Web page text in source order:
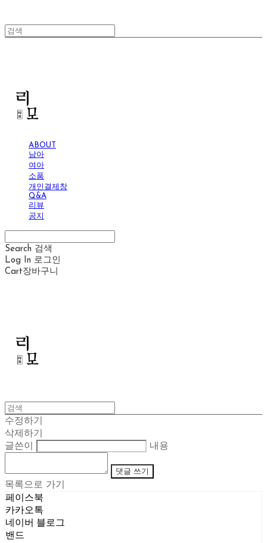
ABOUT
남아
여아
소품
개인결제창
Q&A
리뷰
공지
Search 검색
Log In 로그인
Cart장바구니
수정하기
삭제하기
글쓴이
내용
댓글 쓰기
목록으로 가기
페이스북
카카오톡
네이버 블로그
밴드